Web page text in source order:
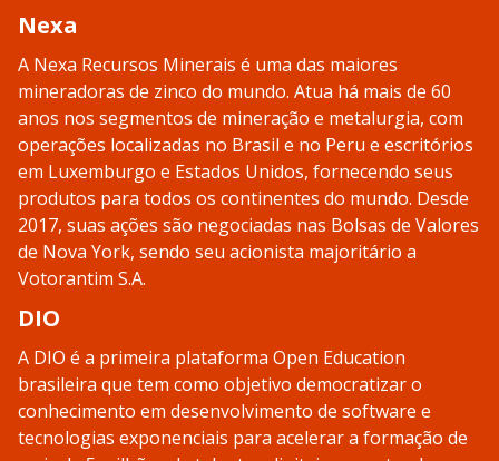
Nexa
A Nexa Recursos Minerais é uma das maiores
mineradoras de zinco do mundo. Atua há mais de 60
anos nos segmentos de mineração e metalurgia, com
operações localizadas no Brasil e no Peru e escritórios
em Luxemburgo e Estados Unidos, fornecendo seus
produtos para todos os continentes do mundo. Desde
2017, suas ações são negociadas nas Bolsas de Valores
de Nova York, sendo seu acionista majoritário a
Votorantim S.A.
DIO
A DIO é a primeira plataforma Open Education
brasileira que tem como objetivo democratizar o
conhecimento em desenvolvimento de software e
tecnologias exponenciais para acelerar a formação de